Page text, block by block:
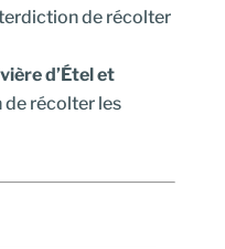
de récolter
d’Étel et
récolter les